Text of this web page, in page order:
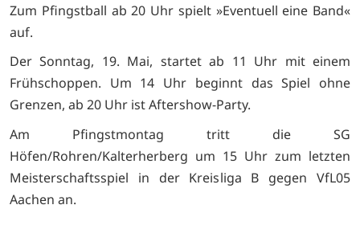
Zum Pfingstball ab 20 Uhr spielt »Eventuell eine Band«
auf.
Der Sonntag, 19. Mai, startet ab 11 Uhr mit einem
Frühschoppen. Um 14 Uhr beginnt das Spiel ohne
Grenzen, ab 20 Uhr ist Aftershow-Party.
Am Pfingstmontag tritt die SG
Höfen/Rohren/Kalterherberg um 15 Uhr zum letzten
Meisterschaftsspiel in der Kreisliga B gegen VfL05
Aachen an.